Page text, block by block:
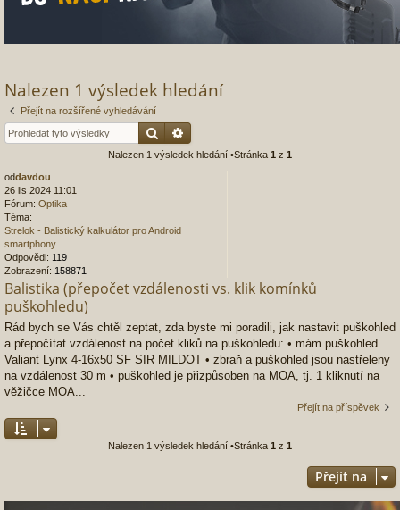
Nalezen 1 výsledek hledání
Přejít na rozšířené vyhledávání
Hledat
Nalezen 1 výsledek hledání •Stránka 1 z 1
oddavdou
26 lis 2024 11:01
Fórum: Optika
Téma:
Strelok - Balistický kalkulátor pro Android
smartphony
Odpovědi: 119
Zobrazení: 158871
Balistika (přepočet vzdálenosti vs. klik komínků
puškohledu)
Rád bych se Vás chtěl zeptat, zda byste mi poradili, jak nastavit puškohled
a přepočítat vzdálenost na počet kliků na puškohledu: • mám puškohled
Valiant Lynx 4-16x50 SF SIR MILDOT • zbraň a puškohled jsou nastřeleny
na vzdálenost 30 m • puškohled je přizpůsoben na MOA, tj. 1 kliknutí na
věžičce MOA...
Přejít na příspěvek
Nalezen 1 výsledek hledání •Stránka 1 z 1
Přejít na